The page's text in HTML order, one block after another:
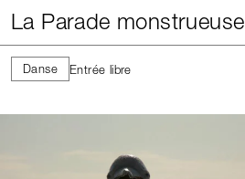
La Parade monstrueuse
Danse Entrée libre